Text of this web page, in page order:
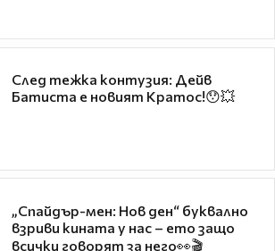
След тежка контузия: Дейв
Батиста е новият Кратос!😯💥
„Спайдър-мен: Нов ден“ буквално
взриви кината у нас – ето защо
всички говорят за него👀🎬